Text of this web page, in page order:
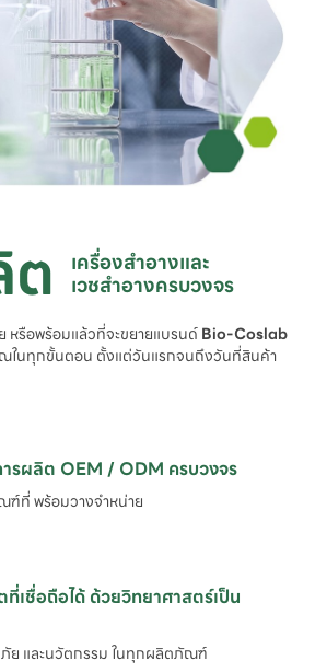
เครื่องสำอางและ
เวชสำอางครบวงจร
หรือพร้อมแล้วที่จะขยายแบรนด์Bio-Coslab
ในทุกขั้นตอน ตั้งแต่วันแรกจนถึงวันที่สินค้า
รผลิต OEM / ODM ครบวงจร
ที่ พร้อมวางจำหน่าย
เชื่อถือได้ ด้วยวิทยาศาสตร์เป็น
ย และนวัตกรรม ในทุกผลิตภัณฑ์